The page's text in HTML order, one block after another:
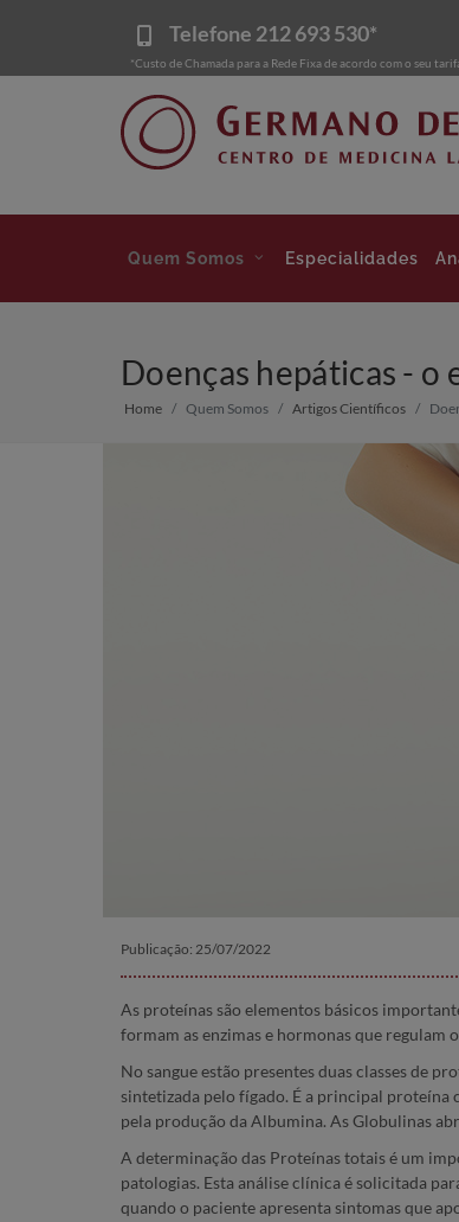
Telefone 212 693 530*
*Custo de Chamada para a Rede Fixa de acordo com o seu
Quem Somos Especialidades
Doenças hepáticas - o
Home Quem Somos Artigos Científicos
Publicação: 25/07/2022
As proteínas são elementos básicos
formam as enzimas e hormonas que regulam
No sangue estão presentes duas classes de
sintetizada pelo fígado. É a principal proteína
pela produção da Albumina. As Globulinas
A determinação das Proteínas totais é um
patologias. Esta análise clínica é solicitada
quando o paciente apresenta sintomas que